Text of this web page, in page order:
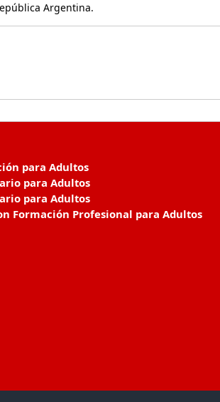
Argentina.
para Adultos
para Adultos
para Adultos
Formación Profesional para Adultos